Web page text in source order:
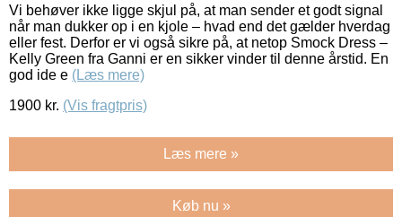
Vi behøver ikke ligge skjul på, at man sender et godt signal
når man dukker op i en kjole – hvad end det gælder hverdag
eller fest. Derfor er vi også sikre på, at netop Smock Dress –
Kelly Green fra Ganni er en sikker vinder til denne årstid. En
god ide e (Læs mere)
1900 kr. (Vis fragtpris)
Læs mere »
Køb nu »